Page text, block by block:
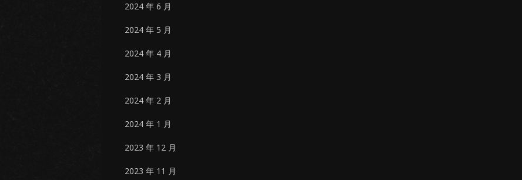
2024 年 6 月
2024 年 5 月
2024 年 4 月
2024 年 3 月
2024 年 2 月
2024 年 1 月
2023 年 12 月
2023 年 11 月